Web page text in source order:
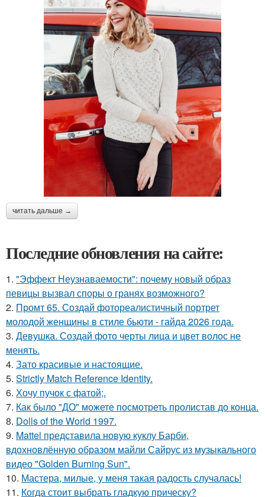
читать дальше →
Последние обновления на сайте:
1. "Эффект Неузнаваемости": почему новый образ
певицы вызвал споры о гранях возможного?
2. Промт 65. Создай фотореалистичный портрет
молодой женщины в стиле бьюти - гайда 2026 года.
3. Девушка. Создай фото черты лица и цвет волос не
менять.
4. Зато красивые и настоящие.
5. Strictly Match Reference Identity.
6. Хочу пучок с фатой;.
7. Как было "ДО" можете посмотреть пролистав до конца.
8. Dolls of the World 1997.
9. Mattel представила новую куклу Барби,
вдохновлённую образом майли Сайрус из музыкального
видео "Golden Burning Sun".
10. Мастера, милые, у меня такая радость случалась!
11. Когда стоит выбрать гладкую прическу?